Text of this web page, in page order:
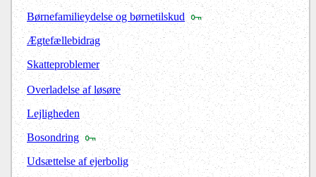
Børnefamilieydelse og børnetilskud
Ægtefællebidrag
Skatteproblemer
Overladelse af løsøre
Lejligheden
Bosondring
Udsættelse af ejerbolig